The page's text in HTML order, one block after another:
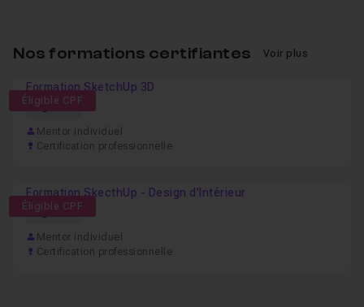
Nos formations certifiantes Voir plus
Éligible CPF
Formation SketchUp 3D
29h
Mentor individuel
Certification professionnelle
Éligible CPF
Formation SkecthUp - Design d'Intérieur
67h
Mentor individuel
Certification professionnelle